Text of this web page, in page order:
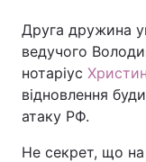
Україна
Економіка
Друга дружина
ведучого
нотаріус
відновлення
атаку РФ.
Не секрет, що